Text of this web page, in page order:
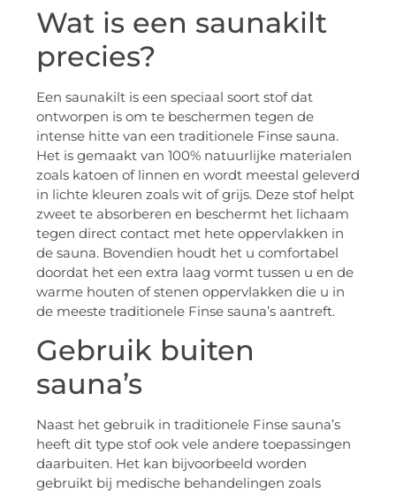
Wat is een saunakilt
precies?
Een saunakilt is een speciaal soort stof dat
ontworpen is om te beschermen tegen de
intense hitte van een traditionele Finse sauna.
Het is gemaakt van 100% natuurlijke materialen
zoals katoen of linnen en wordt meestal geleverd
in lichte kleuren zoals wit of grijs. Deze stof helpt
zweet te absorberen en beschermt het lichaam
tegen direct contact met hete oppervlakken in
de sauna. Bovendien houdt het u comfortabel
doordat het een extra laag vormt tussen u en de
warme houten of stenen oppervlakken die u in
de meeste traditionele Finse sauna’s aantreft.
Gebruik buiten
sauna’s
Naast het gebruik in traditionele Finse sauna’s
heeft dit type stof ook vele andere toepassingen
daarbuiten. Het kan bijvoorbeeld worden
gebruikt bij medische behandelingen zoals